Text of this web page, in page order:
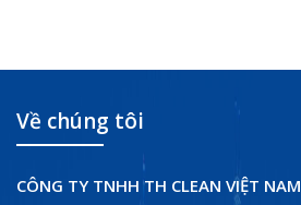
Về chúng tôi
CÔNG TY TNHH TH CLEAN VIỆT NAM